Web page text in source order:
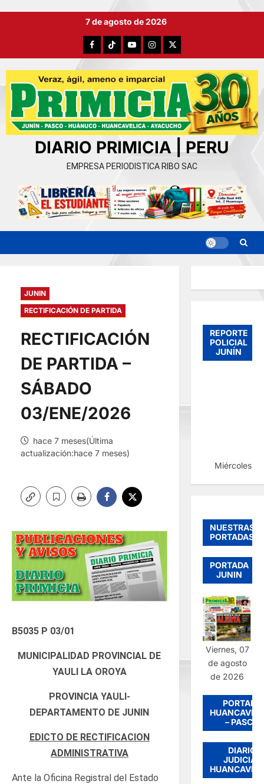
7 de agosto de 2026
FacebookTikTokYouTubeInstagram
X
DIARIO PRIMICIA | PERU
EMPRESA PERIODISTICA RIBO SAC
JUNIN
RECTIFICACIÓN DE PARTIDA
RECTIFICACIÓN
DE PARTIDA –
SÁBADO
03/ENE/2026
hace 7 meses(Última
actualización:hace 7 meses)
B5035 P 03/01
MUNICIPALIDAD PROVINCIAL DE
YAULI LA OROYA
PROVINCIA YAULI-
DEPARTAMENTO DE JUNIN
EDICTO DE RECTIFICACION
ADMINISTRATIVA
Ante la Oficina Registral del Estado
REPORTE
POLICIAL
JUNÍN
Miércoles,
NUESTRAS
PORTADAS
PORTADA
JUNIN
Viernes, 07
de agosto
de 2026
PORTADA
– PASCO
DIARIO
JUDICIAL